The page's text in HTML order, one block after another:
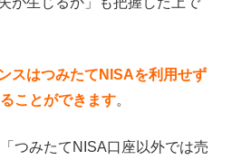
スはつみたてNISAを利用せず
ことができます。
つみたてNISA口座以外では売